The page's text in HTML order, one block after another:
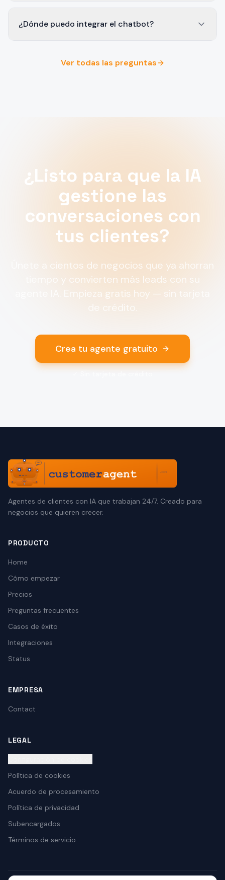
¿Dónde puedo integrar el chatbot?
Ver todas las preguntas
¿Listo para que la IA
gestione las
conversaciones con
tus clientes?
Únete a cientos de negocios que ya ahorran
tiempo y convierten más leads con su
agente IA. Empieza gratis hoy — sin tarjeta
de crédito.
Crea tu agente gratuito
Agentes de clientes con IA que trabajan 24/7. Creado para
negocios que quieren crecer.
PRODUCTO
Home
Cómo empezar
Precios
Preguntas frecuentes
Casos de éxito
Integraciones
Status
EMPRESA
Contact
LEGAL
Política de cookies
Acuerdo de procesamiento
Política de privacidad
Subencargados
Términos de servicio